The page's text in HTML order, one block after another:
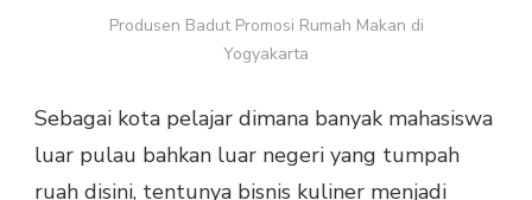
Produsen Badut Promosi Rumah Makan di
Yogyakarta
Sebagai kota pelajar dimana banyak mahasiswa
luar pulau bahkan luar negeri yang tumpah
ruah disini, tentunya bisnis kuliner menjadi